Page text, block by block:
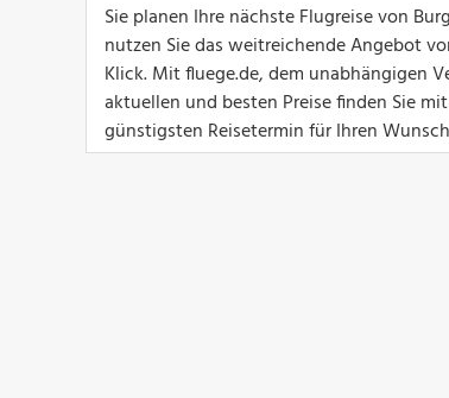
Sie planen Ihre nächste Flugreise von
nutzen Sie das weitreichende Angebot
Klick. Mit fluege.de, dem unabhängigen
aktuellen und besten Preise finden Sie
günstigsten Reisetermin für Ihren